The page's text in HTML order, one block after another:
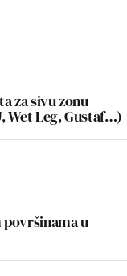
za sivu zonu
Wet Leg, Gustaf…)
površinama u